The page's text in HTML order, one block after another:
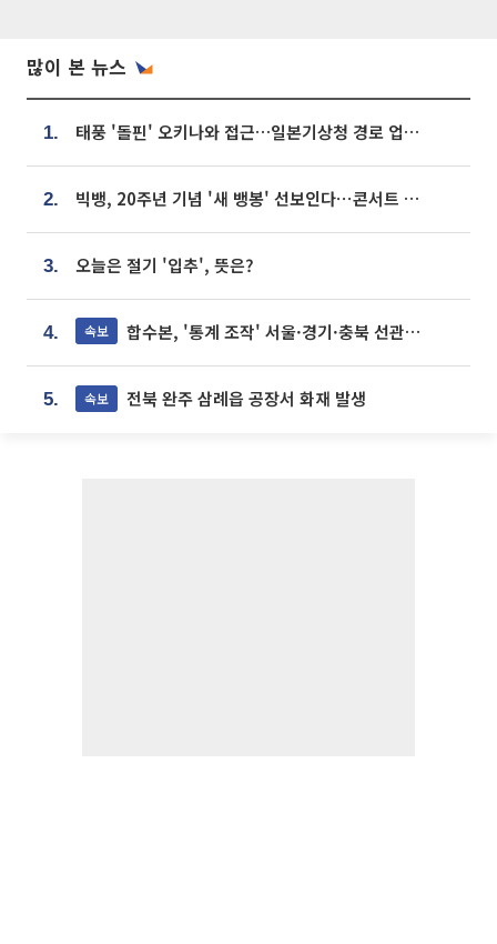
많이 본 뉴스
1. 태풍 '돌핀' 오키나와 접근…일본기상청 경로 업데이트
2. 빅뱅, 20주년 기념 '새 뱅봉' 선보인다⋯콘서트 앞두고 팝업 개최
3. 오늘은 절기 '입추', 뜻은?
4. 속보 합수본, '통계 조작' 서울·경기·충북 선관위 등 추가 압수수색
5. 속보 전북 완주 삼례읍 공장서 화재 발생